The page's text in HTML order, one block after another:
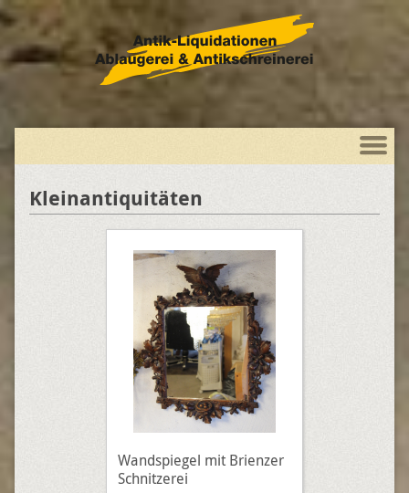
Kleinantiquitäten
Wandspiegel mit Brienzer
Schnitzerei